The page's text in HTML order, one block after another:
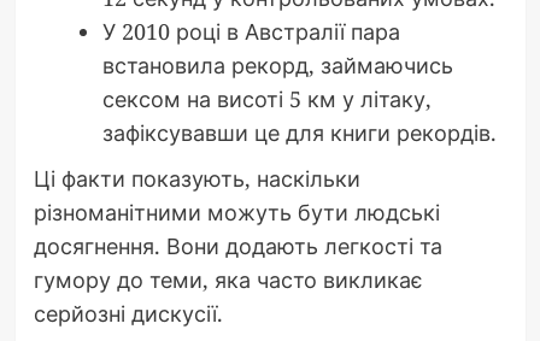
У 2010 році в Австралії пара
встановила рекорд, займаючись
сексом на висоті 5 км у літаку,
зафіксувавши це для книги рекордів.
Ці факти показують, наскільки
різноманітними можуть бути людські
досягнення. Вони додають легкості та
гумору до теми, яка часто викликає
серйозні дискусії.